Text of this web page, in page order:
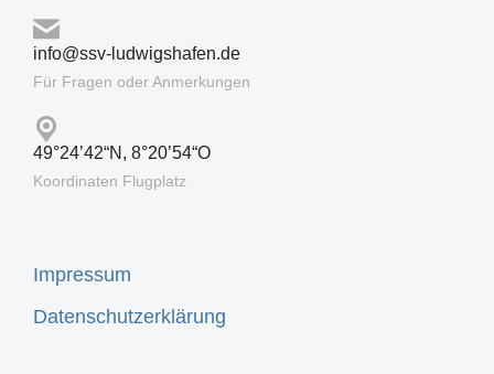
info@ssv-ludwigshafen.de
Für Fragen oder Anmerkungen
49°24’42“N, 8°20’54“O
Koordinaten Flugplatz
Impressum
Datenschutzerklärung